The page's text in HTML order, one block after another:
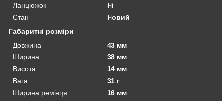
Ланцюжок
Ні
Стан
Новий
Габаритні розміри
Довжина
43 мм
Ширина
38 мм
Висота
14 мм
Вага
31 г
Ширина ремінця
16 мм